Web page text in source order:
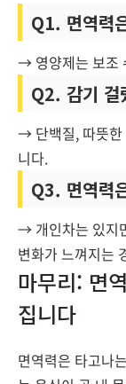
Q1. 면역력
→ 영양제는 보조
Q2. 감기 걸
→ 단백질, 따뜻한
니다.
Q3. 면역력
→ 개인차는 있지
변화가 느껴지는
마무리: 면
집니다
면역력은 타고나